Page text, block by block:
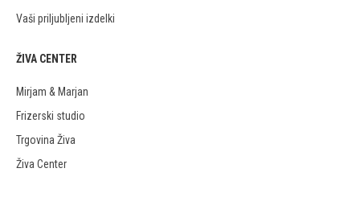
Vaši priljubljeni izdelki
ŽIVA CENTER
Mirjam & Marjan
Frizerski studio
Trgovina Živa
Živa Center